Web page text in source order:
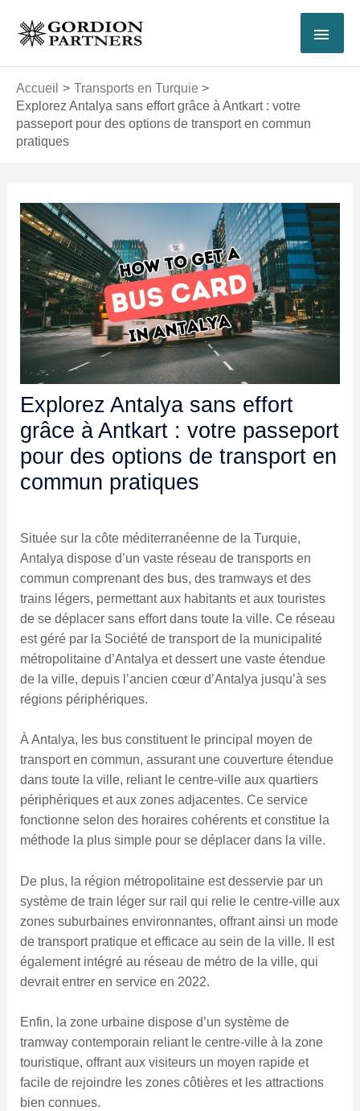
contenu
Accueil
Transports en Turquie
Explorez Antalya sans effort grâce à Antkart : votre
passeport pour des options de transport en commun
pratiques
Explorez Antalya sans effort
grâce à Antkart : votre passeport
pour des options de transport en
commun pratiques
Située sur la côte méditerranéenne de la Turquie,
Antalya dispose d’un vaste réseau de transports en
commun comprenant des bus, des tramways et des
trains légers, permettant aux habitants et aux touristes
de se déplacer sans effort dans toute la ville. Ce réseau
est géré par la Société de transport de la municipalité
métropolitaine d’Antalya et dessert une vaste étendue
de la ville, depuis l’ancien cœur d’Antalya jusqu’à ses
régions périphériques.
À Antalya, les bus constituent le principal moyen de
transport en commun, assurant une couverture étendue
dans toute la ville, reliant le centre-ville aux quartiers
périphériques et aux zones adjacentes. Ce service
fonctionne selon des horaires cohérents et constitue la
méthode la plus simple pour se déplacer dans la ville.
De plus, la région métropolitaine est desservie par un
système de train léger sur rail qui relie le centre-ville aux
zones suburbaines environnantes, offrant ainsi un mode
de transport pratique et efficace au sein de la ville. Il est
également intégré au réseau de métro de la ville, qui
devrait entrer en service en 2022.
Enfin, la zone urbaine dispose d’un système de
tramway contemporain reliant le centre-ville à la zone
touristique, offrant aux visiteurs un moyen rapide et
facile de rejoindre les zones côtières et les attractions
bien connues.
articles